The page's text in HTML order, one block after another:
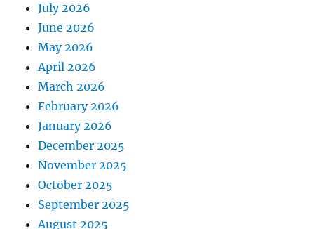
July 2026
June 2026
May 2026
April 2026
March 2026
February 2026
January 2026
December 2025
November 2025
October 2025
September 2025
August 2025